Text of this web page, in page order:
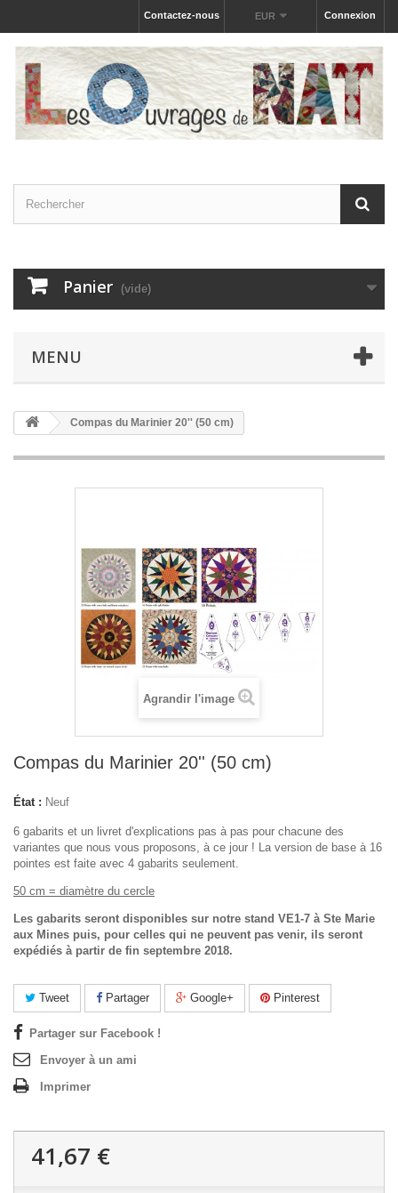
Connexion
EUR
Contactez-nous
Panier (vide)
MENU
Compas du Marinier 20'' (50 cm)
Agrandir l'image
Compas du Marinier 20'' (50 cm)
État : Neuf
6 gabarits et un livret d'explications pas à pas pour chacune des
variantes que nous vous proposons, à ce jour ! La version de base à 16
pointes est faite avec 4 gabarits seulement.
50 cm = diamètre du cercle
Les gabarits seront disponibles sur notre stand VE1-7 à Ste Marie
aux Mines puis, pour celles qui ne peuvent pas venir, ils seront
expédiés à partir de fin septembre 2018.
Tweet Partager Google+ Pinterest
Partager sur Facebook !
Envoyer à un ami
Imprimer
41,67 €